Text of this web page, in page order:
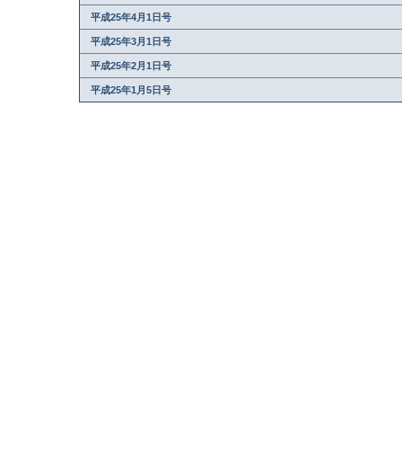
平成25年4月1日号
平成25年3月1日号
平成25年2月1日号
平成25年1月5日号